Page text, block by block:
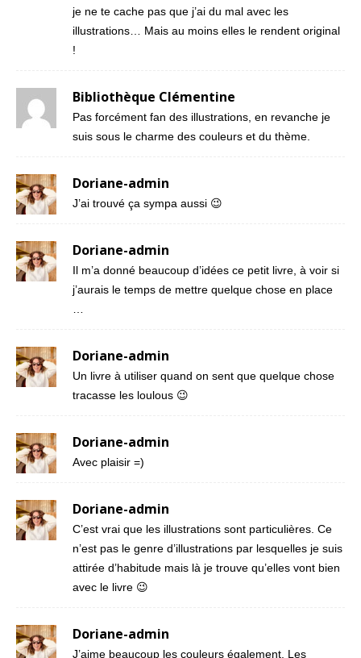
je ne te cache pas que j’ai du mal avec les
illustrations… Mais au moins elles le rendent original
!
Bibliothèque Clémentine
Pas forcément fan des illustrations, en revanche je
suis sous le charme des couleurs et du thème.
Doriane-admin
J’ai trouvé ça sympa aussi 😉
Doriane-admin
Il m’a donné beaucoup d’idées ce petit livre, à voir si
j’aurais le temps de mettre quelque chose en place
…
Doriane-admin
Un livre à utiliser quand on sent que quelque chose
tracasse les loulous 😉
Doriane-admin
Avec plaisir =)
Doriane-admin
C’est vrai que les illustrations sont particulières. Ce
n’est pas le genre d’illustrations par lesquelles je suis
attirée d’habitude mais là je trouve qu’elles vont bien
avec le livre 😉
Doriane-admin
J’aime beaucoup les couleurs également. Les